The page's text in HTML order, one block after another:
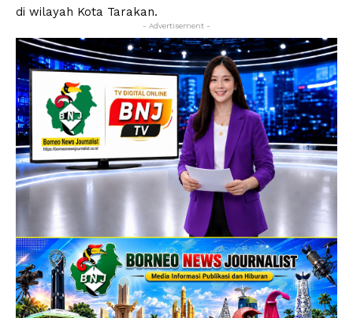
di wilayah Kota Tarakan.
- Advertisement -